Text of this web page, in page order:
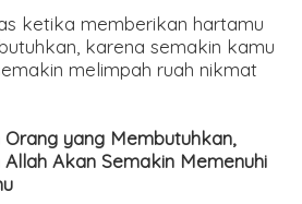
ketika memberikan hartamu
karena semakin kamu
melimpah ruah nikmat
yang Membutuhkan,
Akan Semakin Memenuhi